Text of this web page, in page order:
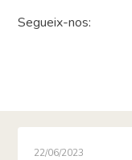
Segueix-nos:
22/06/2023